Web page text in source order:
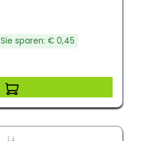
Sie sparen: € 0,45